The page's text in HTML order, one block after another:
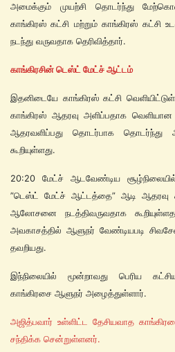
அமைக்கும் முயற்சி தொடர்ந்து
காங்கிரஸ் கட்சி மற்றும் காங்கிரஸ் கட்சி
நடந்து வருவதாக தெரிவித்தார்.
காங்கிரசின் டெஸ்ட் மேட்ச் ஆட்டம்
இதனிடையே காங்கிரஸ் கட்சி
காங்கிரஸ் ஆதரவு அளிப்பதாக
ஆதரவளிப்பது தொடர்பாக
கூறியுள்ளது.
20:20 மேட்ச் ஆடவேண்டிய
”டெஸ்ட் மேட்ச் ஆட்டத்தை” ஆடி ஆதரவு
ஆலோசனை நடத்திவருவதாக
அவகாசத்தில் ஆளுநர் வேண்டியபடி
தவறியது.
இந்நிலையில் மூன்றாவது பெரிய
காங்கிரசை ஆளுநர் அழைத்துள்ளார்.
அஜித்பவார் உள்ளிட்ட தேசியவாத
சந்திக்க சென்றுள்ளனர்.